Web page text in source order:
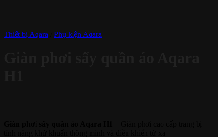
Thiết bị Aqara Phụ kiện Aqara